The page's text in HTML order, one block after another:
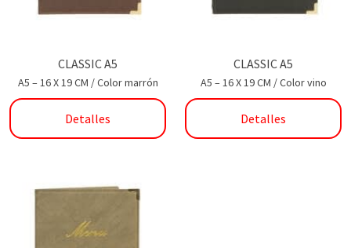
CLASSIC A5
A5 – 16 X 19 CM / Color marrón
Detalles
CLASSIC A5
A5 – 16 X 19 CM / Color vino
Detalles